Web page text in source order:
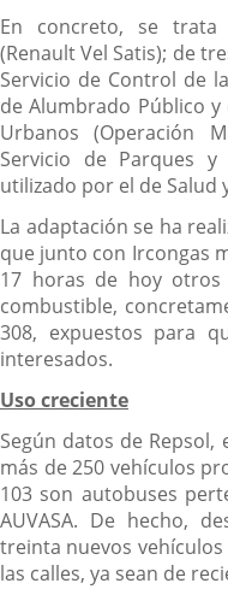
En concreto, se
(Renault Vel Satis); de
Servicio de Control de
de Alumbrado Público
Urbanos (Operación
Servicio de Parques
utilizado por el de Salud
La adaptación se ha
que junto con Ircongas
17 horas de hoy otros
combustible,
308, expuestos para
interesados.
Uso creciente
Según datos de
más de 250 vehículos
103 son autobuses
AUVASA. De hecho,
treinta nuevos
las calles, ya sean de